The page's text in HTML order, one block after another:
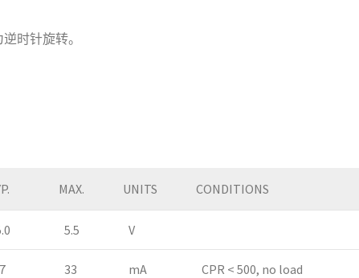
时针旋转。
MAX. UNITS CONDITIONS
5.5 V
33 mA CPR < 500, no load